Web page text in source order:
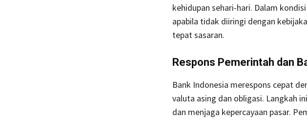
kehidupan sehari-hari. Dalam
apabila tidak diiringi dengan
tepat sasaran.
Respons Pemerintah dan
Bank Indonesia merespons cepat
valuta asing dan obligasi. Langkah
dan menjaga kepercayaan pasar.